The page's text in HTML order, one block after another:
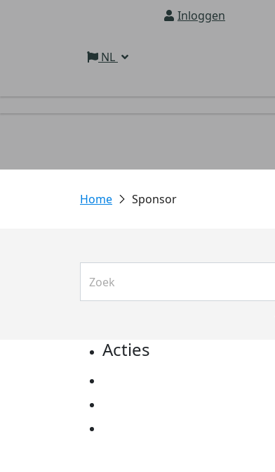
Inloggen
NL
Sponsor
Acties